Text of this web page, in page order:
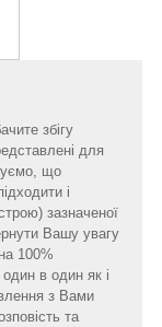
збігу
для
що
і
зазначеної
Вашу увагу
100%
в один як і
з Вами
та